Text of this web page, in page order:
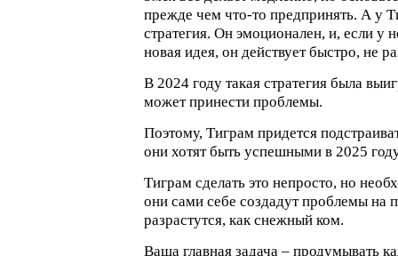
прежде чем что-то предпринять. А у
стратегия. Он эмоционален, и, если у
новая идея, он действует быстро, не
В 2024 году такая стратегия была
может принести проблемы.
Поэтому, Тиграм придется
они хотят быть успешными в 2025
Тиграм сделать это непросто, но
они сами себе создадут проблемы на
разрастутся, как снежный ком.
Ваша главная задача – продумывать